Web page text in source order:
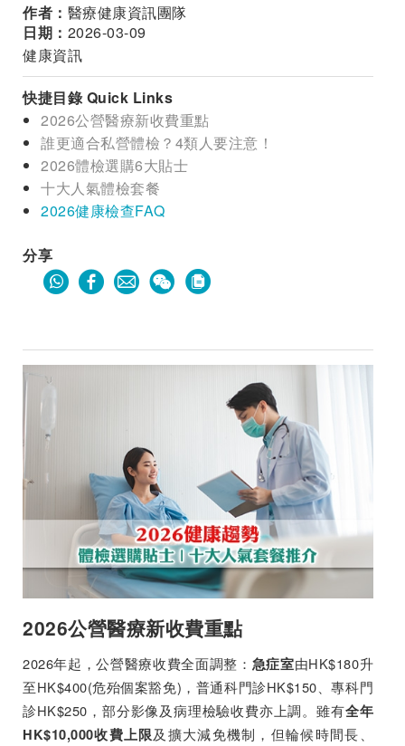
作者： 醫療健康資訊團隊
日期： 2026-03-09
健康資訊
快捷目錄 Quick Links
2026公營醫療新收費重點
誰更適合私營體檢？4類人要注意！
2026體檢選購6大貼士
十大人氣體檢套餐
2026健康檢查FAQ
分享
2026公營醫療新收費重點
2026年起，公營醫療收費全面調整： 急症室由HK$180升
至HK$400(危殆個案豁免)，普通科門診HK$150、專科門
診HK$250，部分影像及病理檢驗收費亦上調。雖有全年
HK$10,000收費上限及擴大減免機制，但輪候時間長、